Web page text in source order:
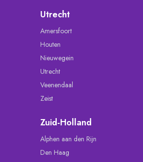
Utrecht
Amersfoort
Houten
Nieuwegein
Utrecht
Veenendaal
Zeist
Zuid-Holland
Alphen aan den Rijn
Den Haag